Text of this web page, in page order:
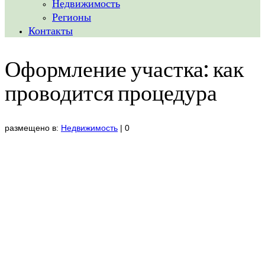
Недвижимость
Регионы
Контакты
Оформление участка: как
проводится процедура
размещено в: Недвижимость | 0